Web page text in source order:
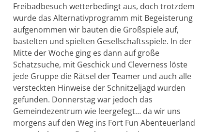
Freibadbesuch wetterbedingt aus, doch trotzdem
wurde das Alternativprogramm mit Begeisterung
aufgenommen wir bauten die Großspiele auf,
bastelten und spielten Gesellschaftsspiele. In der
Mitte der Woche ging es dann auf große
Schatzsuche, mit Geschick und Cleverness löste
jede Gruppe die Rätsel der Teamer und auch alle
versteckten Hinweise der Schnitzeljagd wurden
gefunden. Donnerstag war jedoch das
Gemeindezentrum wie leergefegt… da wir uns
morgens auf den Weg ins Fort Fun Abenteuerland